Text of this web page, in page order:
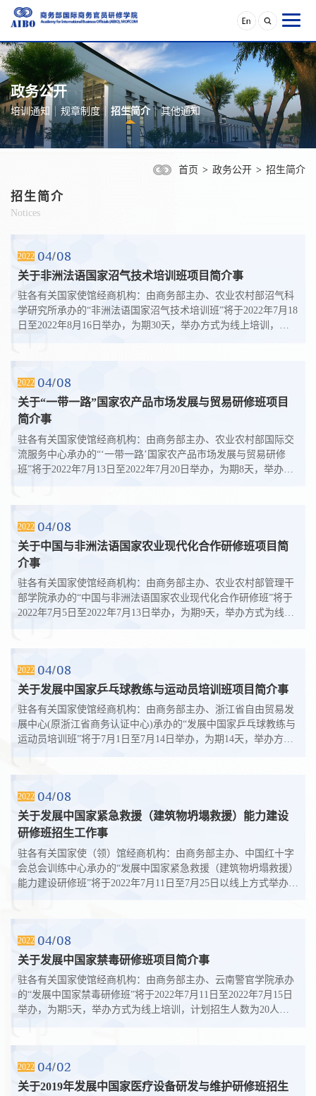
政务公开
培训通知 规章制度 招生简介 其他通知
首页 > 政务公开 > 招生简介
招生简介
Notices
2022 04 08
关于非洲法语国家沼气技术培训班项目简介事
驻各有关国家使馆经商机构：由商务部主办、农业农村部沼气科
学研究所承办的“非洲法语国家沼气技术培训班”将于2022年7月18
日至2022年8月16日举办，为期30天，举办方式为线上培训，计
2022 04 08
关于“一带一路”国家农产品市场发展与贸易研修班项目
简介事
驻各有关国家使馆经商机构：由商务部主办、农业农村部国际交
流服务中心承办的“‘一带一路’国家农产品市场发展与贸易研修
班”将于2022年7月13日至2022年7月20日举办，为期8天，举办方
2022 04 08
关于中国与非洲法语国家农业现代化合作研修班项目简
介事
驻各有关国家使馆经商机构：由商务部主办、农业农村部管理干
部学院承办的“中国与非洲法语国家农业现代化合作研修班”将于
2022年7月5日至2022年7月13日举办，为期9天，举办方式为线上
培训，计划招生人数为25人，...
2022 04 08
关于发展中国家乒乓球教练与运动员培训班项目简介事
驻各有关国家使馆经商机构：由商务部主办、浙江省自由贸易发
展中心(原浙江省商务认证中心)承办的“发展中国家乒乓球教练与
运动员培训班”将于7月1日至7月14日举办，为期14天，举办方式
2022 04 08
关于发展中国家紧急救援（建筑物坍塌救援）能力建设
研修班招生工作事
驻各有关国家使（领）馆经商机构：由商务部主办、中国红十字
会总会训练中心承办的“发展中国家紧急救援（建筑物坍塌救援）
能力建设研修班”将于2022年7月11日至7月25日以线上方式举办。
2022 04 08
关于发展中国家禁毒研修班项目简介事
驻各有关国家使馆经商机构：由商务部主办、云南警官学院承办
的“发展中国家禁毒研修班”将于2022年7月11日至2022年7月15日
举办，为期5天，举办方式为线上培训，计划招生人数为20人，
2022 04 02
关于​2019年发展中国家医疗设备研发与维护研修班招生